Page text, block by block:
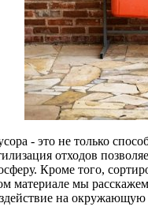
- это не только
отходов
Кроме того,
материале мы
на окружающую